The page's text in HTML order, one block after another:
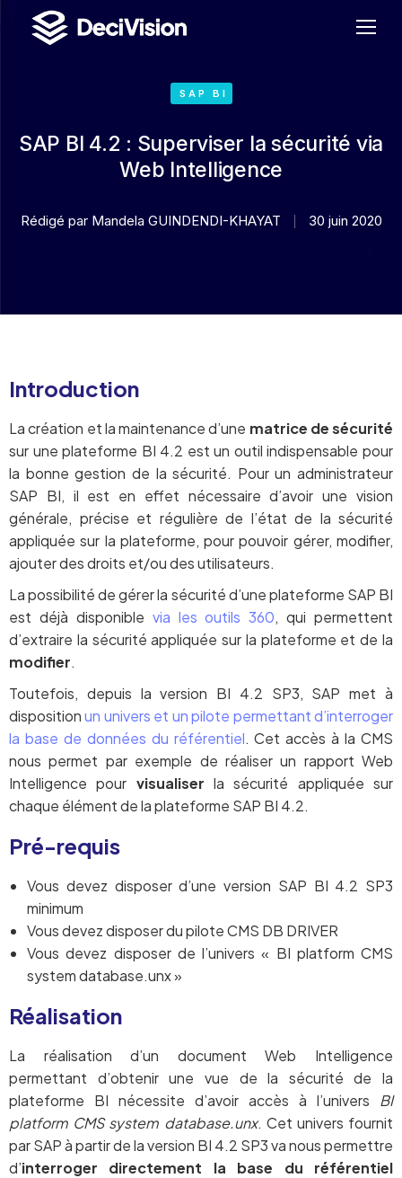
SAP BI
SAP BI 4.2 : Superviser la sécurité via
Web Intelligence
Rédigé parMandela GUINDENDI-KHAYAT 30 juin 2020
Introduction
La création et la maintenance d’une matrice de sécurité
sur une plateforme BI 4.2 est un outil indispensable pour
la bonne gestion de la sécurité. Pour un administrateur
SAP BI, il est en effet nécessaire d’avoir une vision
générale, précise et régulière de l’état de la sécurité
appliquée sur la plateforme, pour pouvoir gérer, modifier,
ajouter des droits et/ou des utilisateurs.
La possibilité de gérer la sécurité d’une plateforme SAP BI
est déjà disponible via les outils 360, qui permettent
d’extraire la sécurité appliquée sur la plateforme et de la
modifier.
Toutefois, depuis la version BI 4.2 SP3, SAP met à
dispositionun univers et un pilote permettant d’interroger
la base de données du référentiel. Cet accès à la CMS
nous permet par exemple de réaliser un rapport Web
Intelligence pour visualiser la sécurité appliquée sur
chaque élément de la plateforme SAP BI 4.2.
Pré-requis
Vous devez disposer d’une version SAP BI 4.2 SP3
minimum
Vous devez disposer du pilote CMS DB DRIVER
Vous devez disposer de l’univers « BI platform CMS
system database.unx »
Réalisation
La réalisation d’un document Web Intelligence
permettant d’obtenir une vue de la sécurité de la
plateforme BI nécessite d’avoir accès à l’univers BI
platform CMS system database.unx. Cet univers fournit
par SAP à partir de la version BI 4.2 SP3 va nous permettre
d’interroger directement la base du référentiel